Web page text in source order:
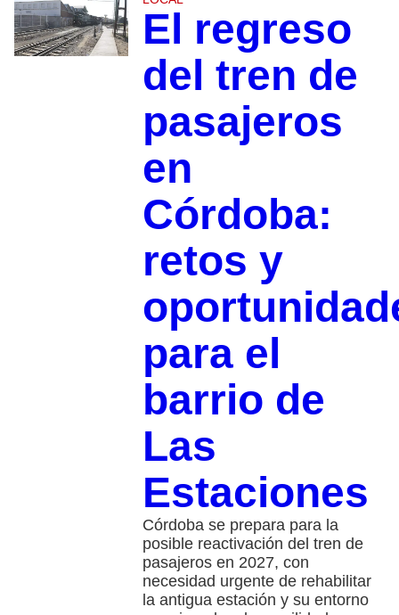
El regreso
del tren de
pasajeros
en
Córdoba:
retos y
para el
barrio de
Las
Estaciones
Córdoba se prepara para la
posible reactivación del tren de
pasajeros en 2027, con
necesidad urgente de rehabilitar
la antigua estación y su entorno